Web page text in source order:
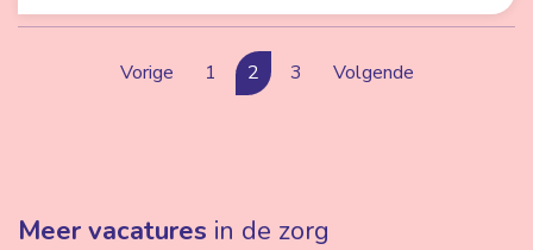
Vorige 1 2 3 Volgende
Meer vacatures in de zorg